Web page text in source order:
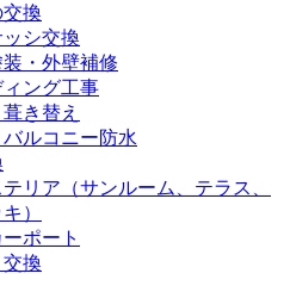
換
シ交換
・外壁補修
ング工事
き替え
ルコニー防水
リア（サンルーム、テラス、
）
ポート
換